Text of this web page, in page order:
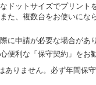
ドットサイズでプリント
た、複数台をお使いにな
に申請が必要な場合があ
便利な「保守契約」をお
りません。必ず年間保守